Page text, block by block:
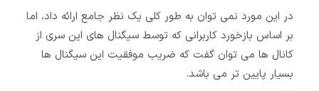
در این مورد نمی توان به طور کلی یک نظر جامع ارائه داد،‌ اما
بر اساس بازخورد کاربرانی که توسط سیگنال های این سری از
کانال ها می توان گفت که ضریب موفقیت این سیگنال ها
بسیار پایین تر می باشد.